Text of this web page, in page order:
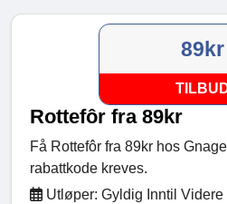
89kr
Rottefôr fra 89kr
Få Rottefôr fra 89kr hos
rabattkode kreves.
Utløper: Gyldig Inntil Videre